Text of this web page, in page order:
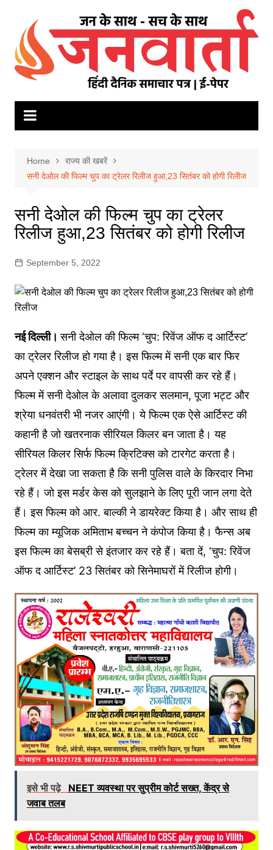
content
Home
राज्य की खबरें
सनी देओल की फिल्म चुप का ट्रेलर रिलीज हुआ,23 सितंबर को होगी रिलीज
सनी देओल की फिल्म चुप का ट्रेलर
रिलीज हुआ,23 सितंबर को होगी रिलीज
September 5, 2022
नई दिल्ली।सनी देओल की फिल्म ‘चुप: रिवेंज ऑफ द आर्टिस्ट’
का ट्रेलर रिलीज हो गया है। इस फिल्म में सनी एक बार फिर
अपने एक्शन और स्टाइल के साथ पर्दे पर वापसी कर रहे हैं।
फिल्म में सनी देओल के अलावा दुलकर सलमान, पूजा भट्ट और
श्रेया धनवंतरी भी नजर आएंगी। ये फिल्म एक ऐसे आर्टिस्ट की
कहानी है जो खतरनाक सीरियल किलर बन जाता है। यह
सीरियल किलर सिर्फ फिल्म क्रिटिक्स को टारगेट करता है।
ट्रेलर में देखा जा सकता है कि सनी पुलिस वाले के किरदार निभा
रहे हैं। जो इस मर्डर केस को सुलझाने के लिए पूरी जान लगा देते
हैं। इस फिल्म को आर. बाल्की ने डायरेक्ट किया है। और साथ ही
फिल्म का म्यूजिक अमिताभ बच्चन ने कंपोज किया है। फैन्स अब
इस फिल्म का बेसब्री से इंतजार कर रहे हैं। बता दें, ‘चुप: रिवेंज
ऑफ द आर्टिस्ट’ 23 सितंबर को सिनेमाघरों में रिलीज होगी।
इसे भी पढ़े NEET व्यवस्था पर सुप्रीम कोर्ट सख्त, केंद्र से
जवाब तलब